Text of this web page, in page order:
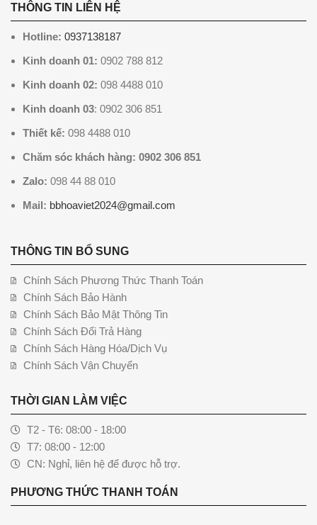
THÔNG TIN LIÊN HỆ
Hotline: 0937138187
Kinh doanh 01: 0902 788 812
Kinh doanh 02: 098 4488 010
Kinh doanh 03: 0902 306 851
Thiết kế: 098 4488 010
Chăm sóc khách hàng: 0902 306 851
Zalo: 098 44 88 010
Mail: bbhoaviet2024@gmail.com
THÔNG TIN BỔ SUNG
Chính Sách Phương Thức Thanh Toán
Chính Sách Bảo Hành
Chính Sách Bảo Mật Thông Tin
Chính Sách Đổi Trả Hàng
Chính Sách Hàng Hóa/Dịch Vụ
Chính Sách Vận Chuyển
THỜI GIAN LÀM VIỆC
T2 - T6: 08:00 - 18:00
T7: 08:00 - 12:00
CN: Nghỉ, liên hệ để được hỗ trợ.
PHƯƠNG THỨC THANH TOÁN